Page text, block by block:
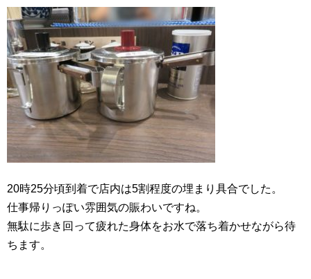
20時25分頃到着で店内は5割程度の埋まり具合でした。
仕事帰りっぽい雰囲気の賑わいですね。
無駄に歩き回って疲れた身体をお水で落ち着かせながら待
ちます。